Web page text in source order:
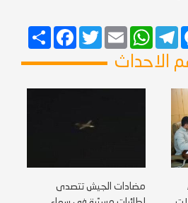
انشر
FacebookTwitterEmail
WhatsAppTelegram
الاحداث
مضادات الجيش تتصدى